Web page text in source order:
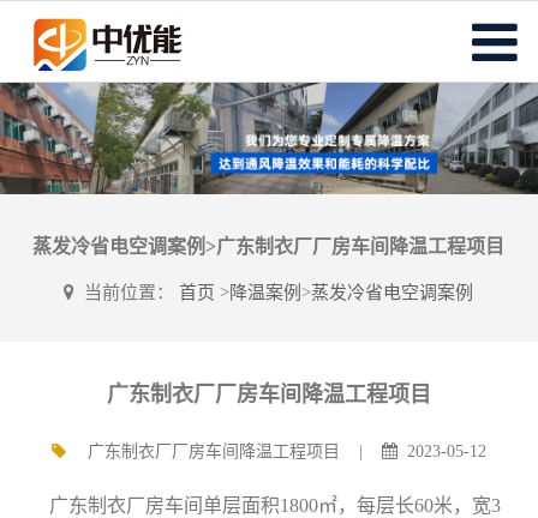
蒸发冷省电空调案例>广东制衣厂厂房车间降温工程项目
当前位置：首页 >降温案例 >蒸发冷省电空调案例
广东制衣厂厂房车间降温工程项目
广东制衣厂厂房车间降温工程项目 | 2023-05-12
广东制衣厂房车间单层面积1800㎡，每层长60米，宽3